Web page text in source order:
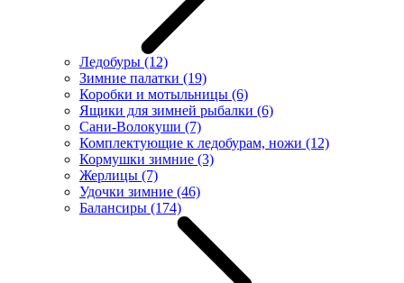
Ледобуры (12)
Зимние палатки (19)
Коробки и мотыльницы (6)
Ящики для зимней рыбалки (6)
Сани-Волокуши (7)
Комплектующие к ледобурам, ножи (12)
Кормушки зимние (3)
Жерлицы (7)
Удочки зимние (46)
Балансиры (174)